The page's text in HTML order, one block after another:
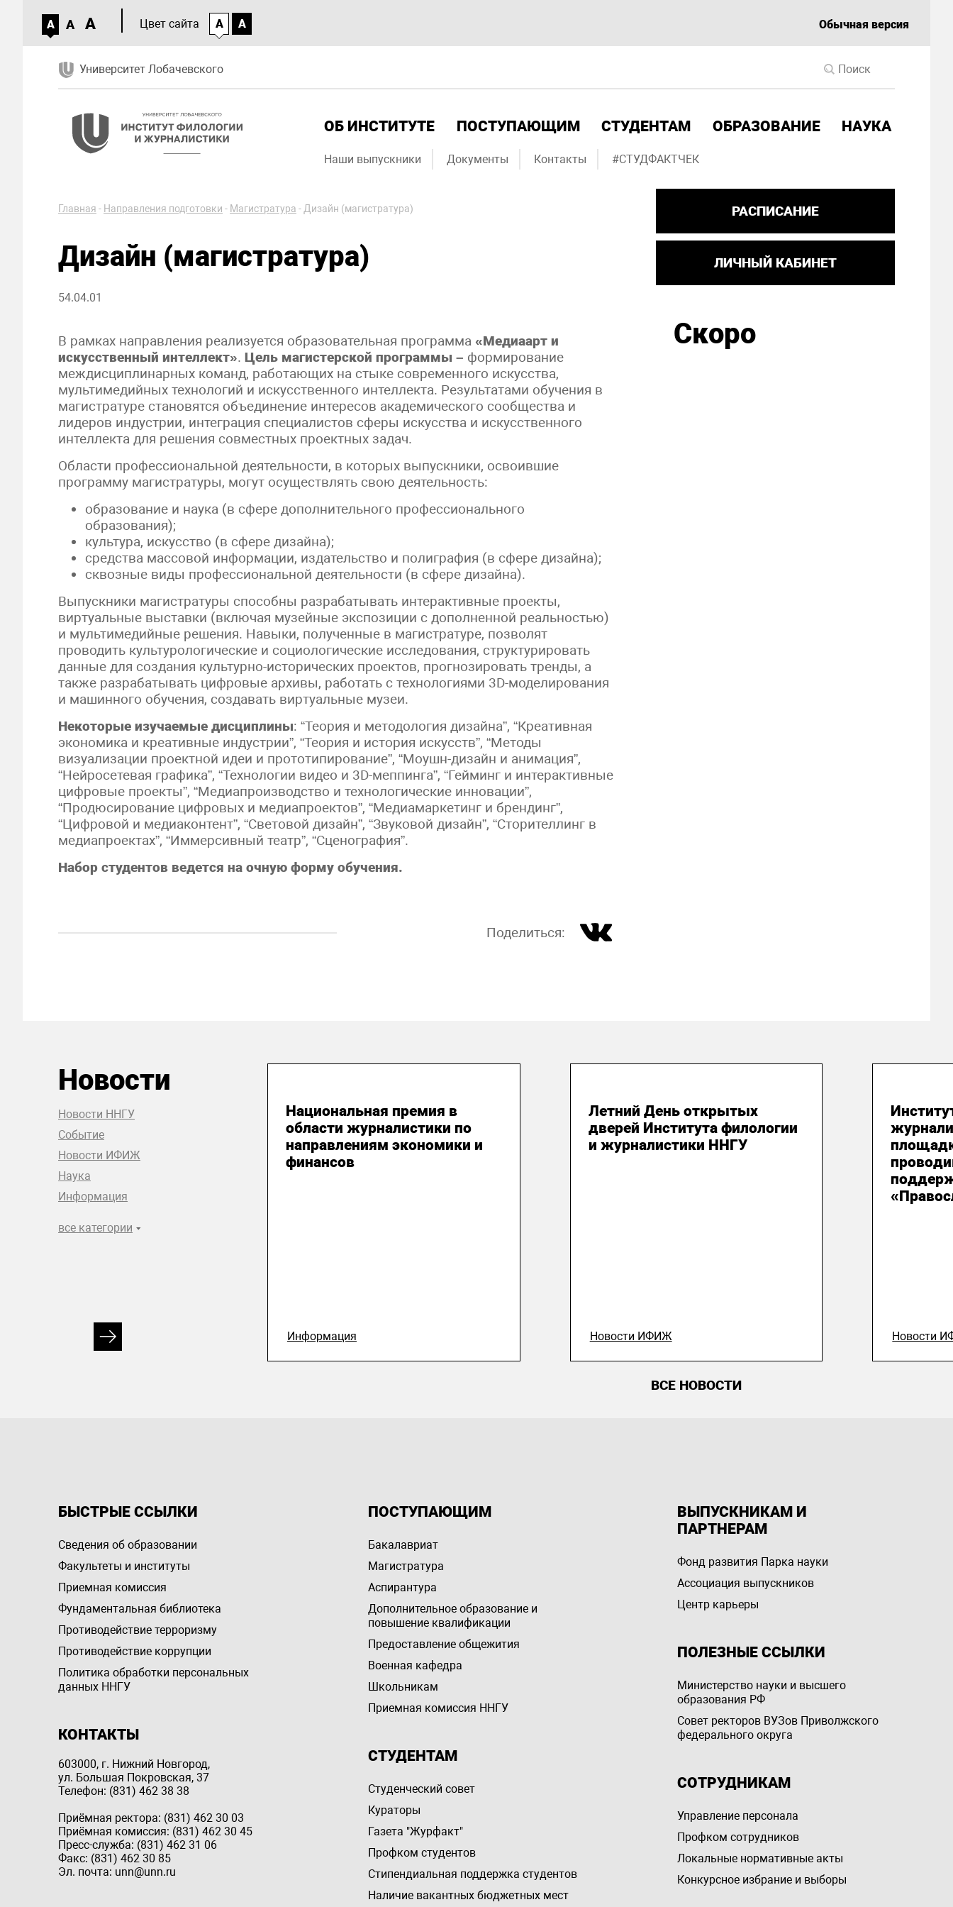
A A A Цвет сайта A A Обычная версия
Университет Лобачевского
ОБ ИНСТИТУТЕ ПОСТУПАЮЩИМ СТУДЕНТАМ ОБРАЗОВАНИЕ НАУКА
Наши выпускники Документы Контакты #СТУДФАКТЧЕК
Главная - Направления подготовки - Магистратура -Дизайн (магистратура)
Дизайн (магистратура)
54.04.01
В рамках направления реализуется образовательная программа «Медиаарт и
искусственный интеллект». Цель магистерской программы – формирование
междисциплинарных команд, работающих на стыке современного искусства,
мультимедийных технологий и искусственного интеллекта. Результатами обучения в
магистратуре становятся объединение интересов академического сообщества и
лидеров индустрии, интеграция специалистов сферы искусства и искусственного
интеллекта для решения совместных проектных задач.
Области профессиональной деятельности, в которых выпускники, освоившие
программу магистратуры, могут осуществлять свою деятельность:
образование и наука (в сфере дополнительного профессионального
образования);
культура, искусство (в сфере дизайна);
средства массовой информации, издательство и полиграфия (в сфере дизайна);
сквозные виды профессиональной деятельности (в сфере дизайна).
Выпускники магистратуры способны разрабатывать интерактивные проекты,
виртуальные выставки (включая музейные экспозиции с дополненной реальностью)
и мультимедийные решения. Навыки, полученные в магистратуре, позволят
проводить культурологические и социологические исследования, структурировать
данные для создания культурно-исторических проектов, прогнозировать тренды, а
также разрабатывать цифровые архивы, работать с технологиями 3D-моделирования
и машинного обучения, создавать виртуальные музеи.
Некоторые изучаемые дисциплины: “Теория и методология дизайна”, “Креативная
экономика и креативные индустрии”, “Теория и история искусств”, “Методы
визуализации проектной идеи и прототипирование”, “Моушн-дизайн и анимация”,
“Нейросетевая графика”, “Технологии видео и 3D-меппинга”, “Гейминг и интерактивные
цифровые проекты”, “Медиапроизводство и технологические инновации”,
“Продюсирование цифровых и медиапроектов”, “Медиамаркетинг и брендинг”,
“Цифровой и медиаконтент”, “Световой дизайн”, “Звуковой дизайн”, “Сторителлинг в
медиапроектах”, “Иммерсивный театр”, “Сценография”.
Набор студентов ведется на очную форму обучения.
Поделиться:
РАСПИСАНИЕ
ЛИЧНЫЙ КАБИНЕТ
Скоро
Новости
Новости ННГУ
Событие
Новости ИФИЖ
Наука
Информация
все категории
Национальная премия в
области журналистики по
направлениям экономики и
финансов
Информация
Летний День открытых
дверей Института филологии
и журналистики ННГУ
Новости ИФИЖ Новости
ВСЕ НОВОСТИ
БЫСТРЫЕ ССЫЛКИ
Сведения об образовании
Факультеты и институты
Приемная комиссия
Фундаментальная библиотека
Противодействие терроризму
Противодействие коррупции
Политика обработки персональных
данных ННГУ
КОНТАКТЫ
603000, г. Нижний Новгород,
ул. Большая Покровская, 37
Телефон: (831) 462 38 38
Приёмная ректора: (831) 462 30 03
Приёмная комиссия: (831) 462 30 45
Пресс-служба: (831) 462 31 06
Факс: (831) 462 30 85
Эл. почта: unn@unn.ru
ПОСТУПАЮЩИМ
Бакалавриат
Магистратура
Аспирантура
Дополнительное образование и
повышение квалификации
Предоставление общежития
Военная кафедра
Школьникам
Приемная комиссия ННГУ
СТУДЕНТАМ
Студенческий совет
Кураторы
Газета "Журфакт"
Профком студентов
Стипендиальная поддержка студентов
Наличие вакантных бюджетных мест
ВЫПУСКНИКАМ И
ПАРТНЕРАМ
Фонд развития Парка науки
Ассоциация выпускников
Центр карьеры
ПОЛЕЗНЫЕ ССЫЛКИ
Министерство науки и высшего
образования РФ
Совет ректоров ВУЗов Приволжского
федерального округа
СОТРУДНИКАМ
Управление персоналa
Профком сотрудников
Локальные нормативные акты
Конкурсное избрание и выборы